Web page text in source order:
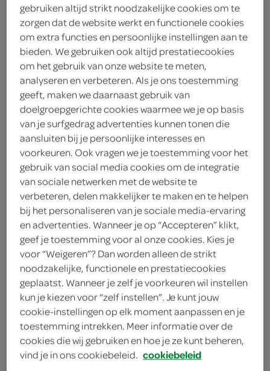
g'woon punt asperges
g'woon
2.
45
280 Gram
Let op: aanbiedingen zijn niet zichtbaar bij de
producten, maar worden wél automatisch
verwerkt in de winkelmand.
omschrijving
gebruiken altijd strikt noodzakelijke cookies om te
zorgen dat de website werkt en functionele cookies
om extra functies en persoonlijke instellingen aan te
bieden. We gebruiken ook altijd prestatiecookies
om het gebruik van onze website te meten,
analyseren en verbeteren. Als je ons toestemming
geeft, maken we daarnaast gebruik van
doelgroepgerichte cookies waarmee we je op basis
van je surfgedrag advertenties kunnen tonen die
aansluiten bij je persoonlijke interesses en
voorkeuren. Ook vragen we je toestemming voor het
gebruik van social media cookies om de integratie
van sociale netwerken met de website te
verbeteren, delen makkelijker te maken en te helpen
bij het personaliseren van je sociale media-ervaring
en advertenties. Wanneer je op “Accepteren” klikt,
geef je toestemming voor al onze cookies. Kies je
voor “Weigeren”? Dan worden alleen de strikt
noodzakelijke, functionele en prestatiecookies
geplaatst. Wanneer je zelf je voorkeuren wil instellen
kun je kiezen voor “zelf instellen”. Je kunt jouw
cookie-instellingen op elk moment aanpassen en je
toestemming intrekken. Meer informatie over de
cookies die wij gebruiken en hoe je ze kunt beheren,
vind je in ons cookiebeleid. cookiebeleid